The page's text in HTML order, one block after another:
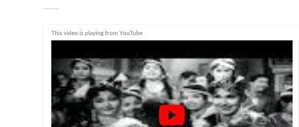
This video is playing from YouTube